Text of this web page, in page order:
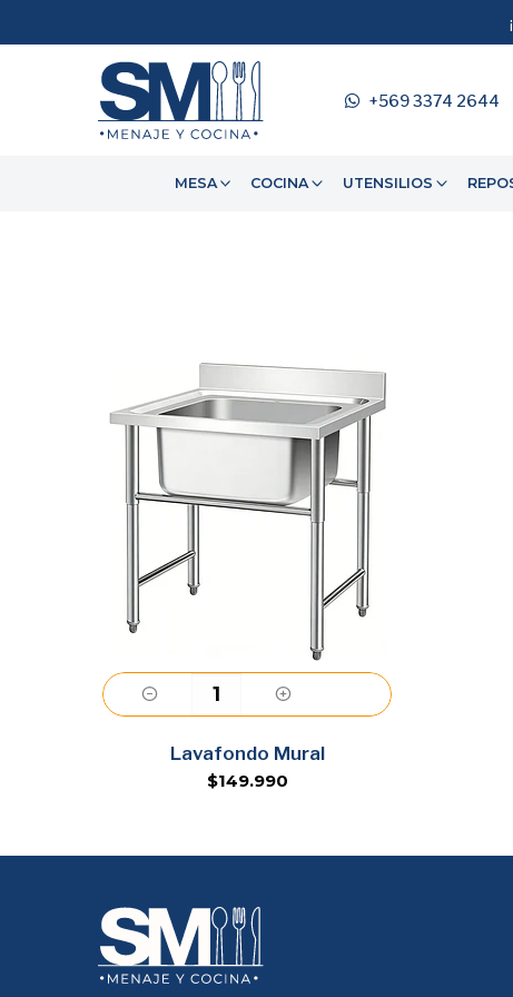
+569 3374 2644
MESA COCINA UTENSILIOS
Agregar
Lavafondo Mural
$149.990